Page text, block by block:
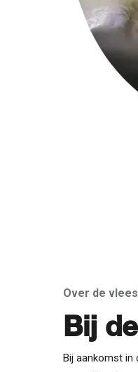
Over de
Bij
Bij aankomst in